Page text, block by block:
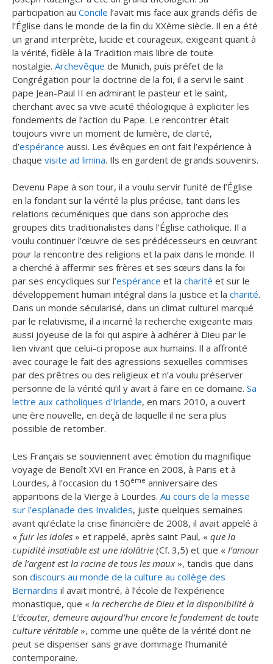
participation au Concile l’avait mis face aux grands défis de
l’Église dans le monde de la fin du XXème siècle. Il en a été
un grand interprète, lucide et courageux, exigeant quant à
la vérité, fidèle à la Tradition mais libre de toute
nostalgie. Archevêque de Munich, puis préfet de la
Congrégation pour la doctrine de la foi, il a servi le saint
pape Jean-Paul II en admirant le pasteur et le saint,
cherchant avec sa vive acuité théologique à expliciter les
fondements de l’action du Pape. Le rencontrer était
toujours vivre un moment de lumière, de clarté,
d’espérance aussi. Les évêques en ont fait l’expérience à
chaque visite ad limina. Ils en gardent de grands souvenirs.
Devenu Pape à son tour, il a voulu servir l’unité de l’Église
en la fondant sur la vérité la plus précise, tant dans les
relations œcuméniques que dans son approche des
groupes dits traditionalistes dans l’Église catholique. Il a
voulu continuer l’œuvre de ses prédécesseurs en œuvrant
pour la rencontre des religions et la paix dans le monde. Il
a cherché à affermir ses frères et ses sœurs dans la foi
par ses encycliques sur l’espérance et la charité et sur le
développement humain intégral dans la justice et la charité.
Dans un monde sécularisé, dans un climat culturel marqué
par le relativisme, il a incarné la recherche exigeante mais
aussi joyeuse de la foi qui aspire à adhérer à Dieu par le
lien vivant que celui-ci propose aux humains. Il a affronté
avec courage le fait des agressions sexuelles commises
par des prêtres ou des religieux et n’a voulu préserver
personne de la vérité qu’il y avait à faire en ce domaine. Sa
lettre aux catholiques d’Irlande, en mars 2010, a ouvert
une ère nouvelle, en deçà de laquelle il ne sera plus
possible de retomber.
Les Français se souviennent avec émotion du magnifique
voyage de Benoît XVI en France en 2008, à Paris et à
Lourdes, à l’occasion du 150ème anniversaire des
apparitions de la Vierge à Lourdes. Au cours de la messe
sur l’esplanade des Invalides, juste quelques semaines
avant qu’éclate la crise financière de 2008, il avait appelé à
« fuir les idoles » et rappelé, après saint Paul, « que la
cupidité insatiable est une idolâtrie (Cf. 3,5) et que « l’amour
de l’argent est la racine de tous les maux», tandis que dans
son discours au monde de la culture au collège des
Bernardins il avait montré, à l’école de l’expérience
monastique, que « la recherche de Dieu et la disponibilité à
L’écouter, demeure aujourd’hui encore le fondement de toute
culture véritable », comme une quête de la vérité dont ne
peut se dispenser sans grave dommage l’humanité
contemporaine.